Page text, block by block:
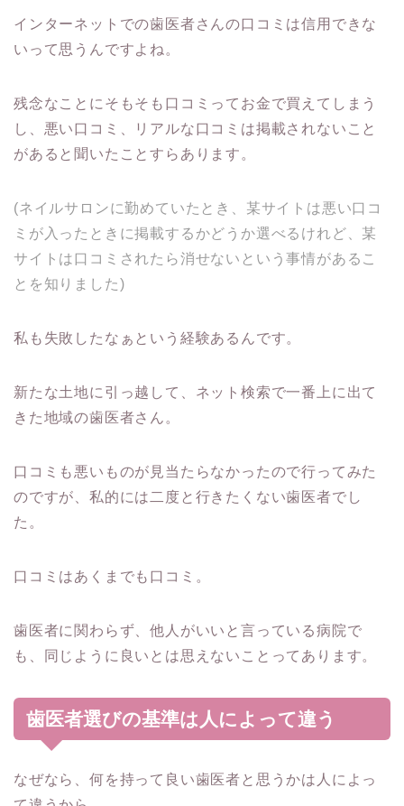
インターネットでの歯医者さんの口コミは信用できな
いって思うんですよね。
残念なことにそもそも口コミってお金で買えてしまう
し、悪い口コミ、リアルな口コミは掲載されないこと
があると聞いたことすらあります。
(ネイルサロンに勤めていたとき、某サイトは悪い口コ
ミが入ったときに掲載するかどうか選べるけれど、某
サイトは口コミされたら消せないという事情があるこ
とを知りました)
私も失敗したなぁという経験あるんです。
新たな土地に引っ越して、ネット検索で一番上に出て
きた地域の歯医者さん。
口コミも悪いものが見当たらなかったので行ってみた
のですが、私的には二度と行きたくない歯医者でし
た。
口コミはあくまでも口コミ。
歯医者に関わらず、他人がいいと言っている病院で
も、同じように良いとは思えないことってあります。
歯医者選びの基準は人によって違う
なぜなら、何を持って良い歯医者と思うかは人によっ